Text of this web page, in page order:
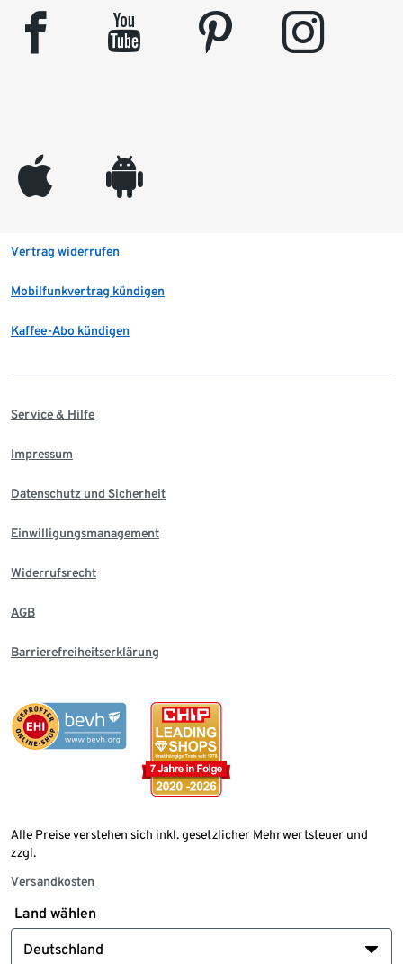
facebook youtube pinterest instagram
appleinc android
Vertrag widerrufen
Mobilfunkvertrag kündigen
Kaffee-Abo kündigen
Service & Hilfe
Impressum
Datenschutz und Sicherheit
Einwilligungsmanagement
Widerrufsrecht
AGB
Barrierefreiheitserklärung
Alle Preise verstehen sich inkl. gesetzlicher Mehrwertsteuer und
zzgl.
Versandkosten
Land wählen
Deutschland